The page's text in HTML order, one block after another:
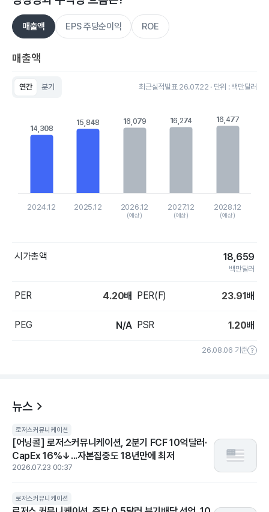
매출액 EPS 주당순이익 ROE
매출액
연간 분기 최근실적발표 26.07.22 · 단위 : 백만달러
View as data table, Chart
The chart has 1 X axis displaying categories.
14,308
14,308
15,848
15,848 16,079
16,079 16,274
16,274 16,477
16,477
2024.12 2025.12 2026.12
(예상)
2027.12
(예상)
2028.12
(예상)
시가총액 18,659
백만달러
PER 4.20배 PER(F) 23.91배
PEG N/A PSR 1.20배
26.08.06 기준
뉴스
로저스커뮤니케이션
[어닝콜] 로저스커뮤니케이션, 2분기 FCF 10억달러·
CapEx 16%↓...자본집중도 18년만에 최저
2026.07.23 00:37
로저스커뮤니케이션